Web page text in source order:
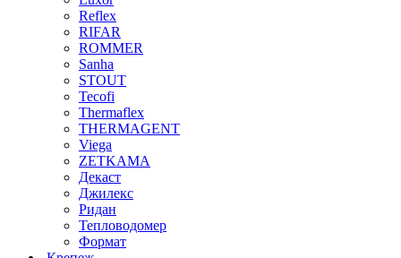
Reflex
RIFAR
ROMMER
Sanha
STOUT
Tecofi
Thermaflex
THERMAGENT
Viega
ZETKAMA
Декаст
Джилекс
Ридан
Тепловодомер
Формат